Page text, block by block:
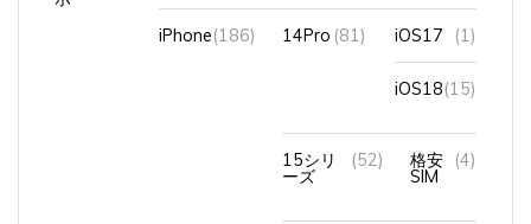
iPhone (186) 14Pro (81) iOS17 (1)
iOS18 (15)
15シリ
ーズ
(52) 格安
SIM
(4)